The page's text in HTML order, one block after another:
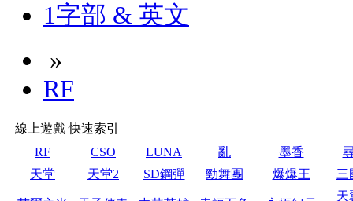
1字部 & 英文
»
RF
線上遊戲 快速索引
RF
CSO LUNA 亂 墨香
天堂
天堂2 SD鋼彈 勁舞團 爆爆王 三
天